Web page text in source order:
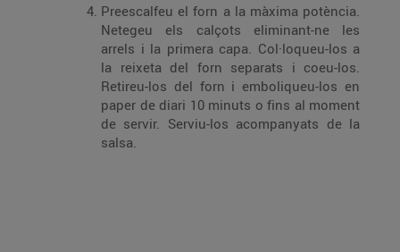
Preescalfeu el forn a la màxima potència.
Netegeu els calçots eliminant-ne les
arrels i la primera capa. Col·loqueu-los a
la reixeta del forn separats i coeu-los.
Retireu-los del forn i emboliqueu-los en
paper de diari 10 minuts o fins al moment
de servir. Serviu-los acompanyats de la
salsa.